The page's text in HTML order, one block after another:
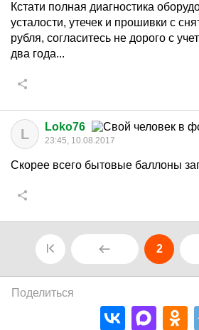
Кстати полная диагностика
усталости, утечек и прошивки с
рубля, согласитесь не дорого с
два года...
L Loko76
23:45, 10.08.2017
Скорее всего бытовые баллоны
2
Поделиться